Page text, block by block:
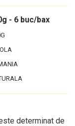
- 6 buc/bax
determinat de